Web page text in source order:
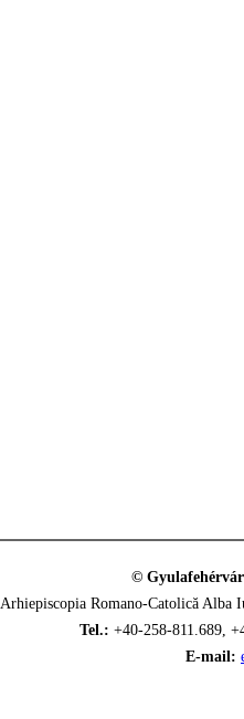
©
Arhiepiscopia Romano-Catolică
Tel.: +40-258-811.689,
E-mail: